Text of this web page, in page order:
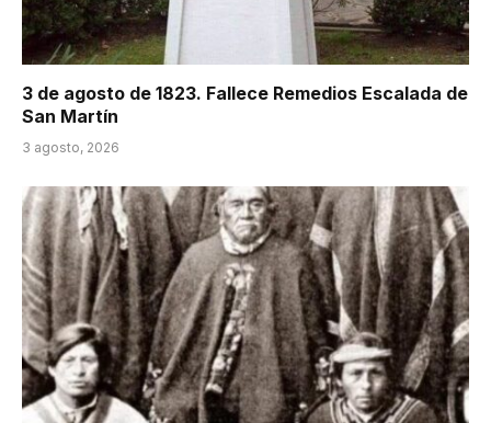
3 de agosto de 1823. Fallece Remedios Escalada de
San Martín
3 agosto, 2026